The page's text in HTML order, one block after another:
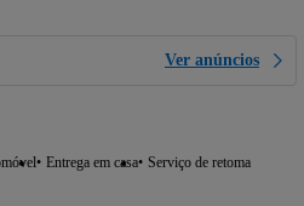
Ver anúncios
Entrega em casa Serviço de retoma